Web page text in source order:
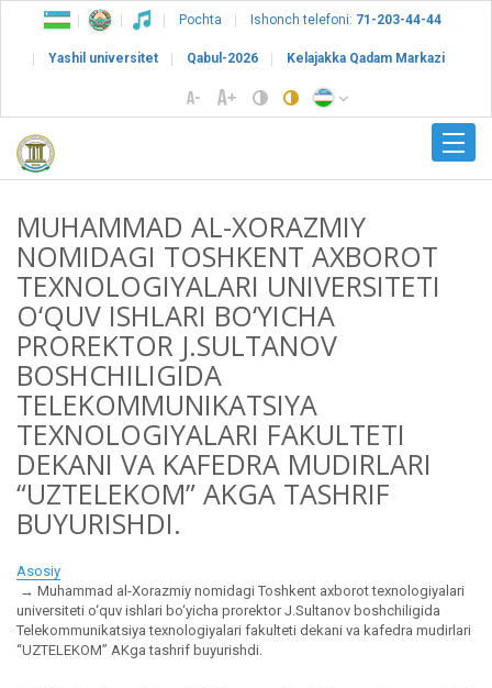
Pochta Ishonch telefoni: 71-203-44-44
Yashil universitet Qabul-2026 Kelajakka Qadam Markazi
MUHAMMAD AL-XORAZMIY
NOMIDAGI TOSHKENT AXBOROT
TEXNOLOGIYALARI UNIVERSITETI
O‘QUV ISHLARI BO‘YICHA
PROREKTOR J.SULTANOV
BOSHCHILIGIDA
TELEKOMMUNIKATSIYA
TEXNOLOGIYALARI FAKULTETI
DEKANI VA KAFEDRA MUDIRLARI
“UZTELEKOM” AKGA TASHRIF
BUYURISHDI.
Asosiy
Muhammad al-Xorazmiy nomidagi Toshkent axborot texnologiyalari
universiteti o‘quv ishlari bo‘yicha prorektor J.Sultanov boshchiligida
Telekommunikatsiya texnologiyalari fakulteti dekani va kafedra mudirlari
“UZTELEKOM” AKga tashrif buyurishdi.